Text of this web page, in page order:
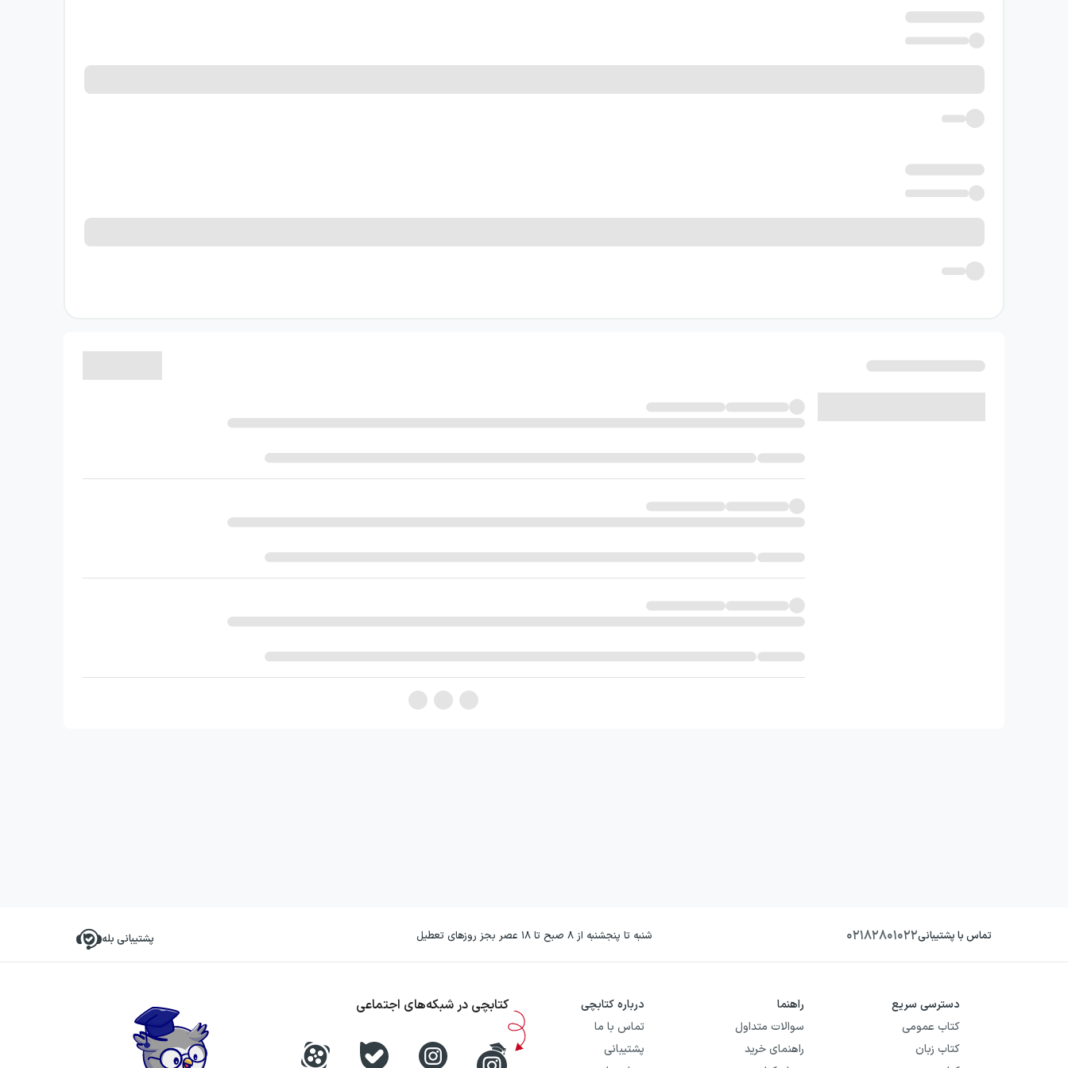
تماس با پشتیبانی۰۲۱۸۲۸۰۱۰۲۲ شنبه تا پنجشنبه از ۸ صبح تا ۱۸ عصر بجز روزهای تعطیل پشتیبانی بله
دسترسی سریع
کتاب عمومی
کتاب زبان
راهنما
سوالات متداول
راهنمای خرید
درباره کتابچی
تماس با ما
پشتیبانی
کتابچی در شبکه‌های اجتماعی